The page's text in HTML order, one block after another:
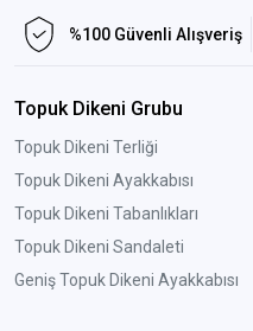
%100 Güvenli Alışveriş
Topuk Dikeni Grubu
Topuk Dikeni Terliği
Topuk Dikeni Ayakkabısı
Topuk Dikeni Tabanlıkları
Topuk Dikeni Sandaleti
Geniş Topuk Dikeni Ayakkabısı